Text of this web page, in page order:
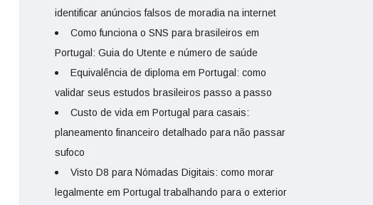
identificar anúncios falsos de moradia na internet
Como funciona o SNS para brasileiros em
Portugal: Guia do Utente e número de saúde
Equivalência de diploma em Portugal: como
validar seus estudos brasileiros passo a passo
Custo de vida em Portugal para casais:
planeamento financeiro detalhado para não passar
sufoco
Visto D8 para Nómadas Digitais: como morar
legalmente em Portugal trabalhando para o exterior